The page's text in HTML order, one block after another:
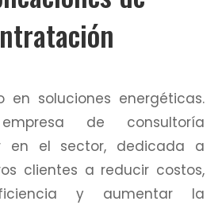
en soluciones energéticas.
de consultoría
en el sector, dedicada a
clientes a reducir costos,
y aumentar la